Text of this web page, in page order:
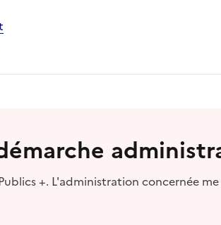
+. L'administration concernée